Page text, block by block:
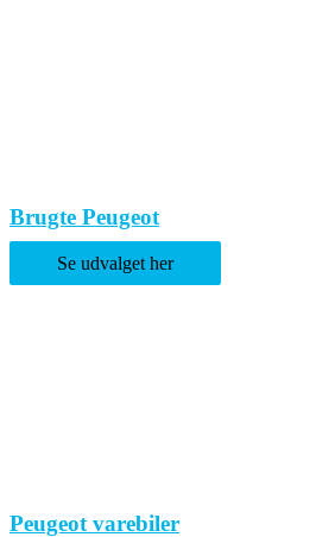
Brugte Peugeot
Se udvalget her
Peugeot varebiler